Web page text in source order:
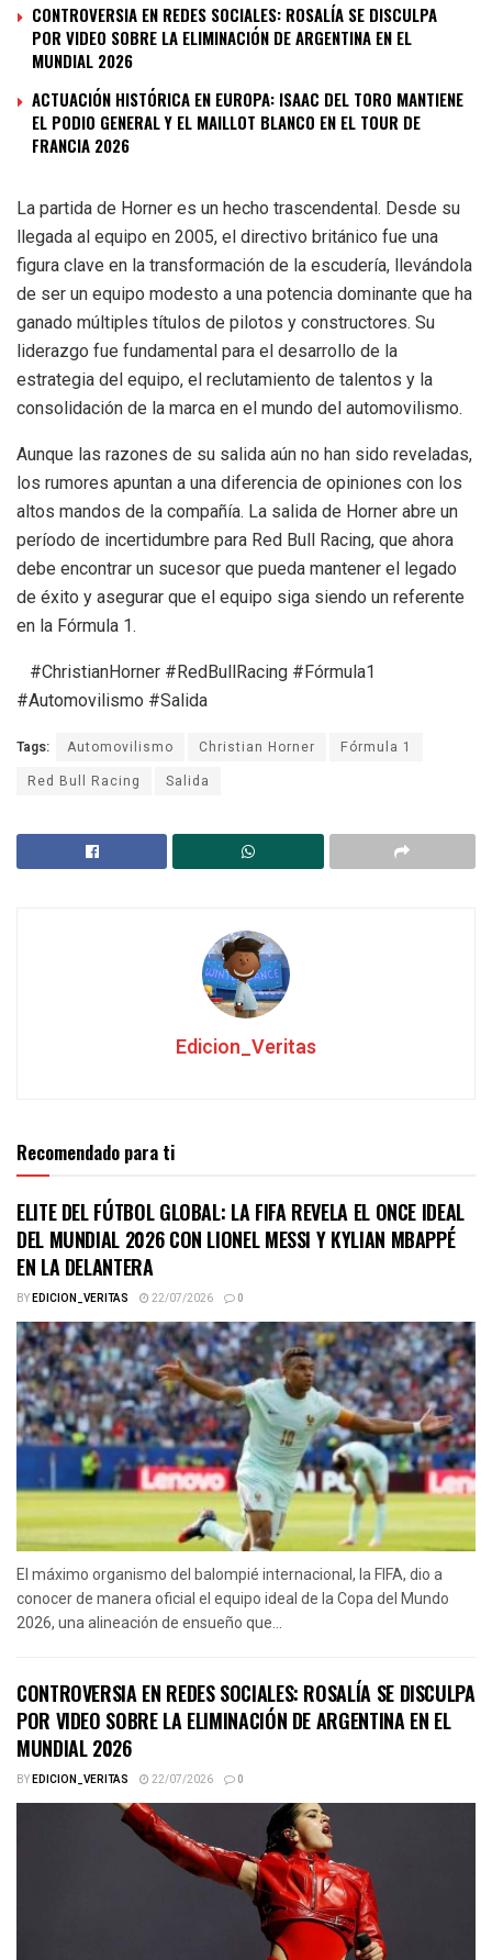
CONTROVERSIA EN REDES SOCIALES: ROSALÍA SE DISCULPA
POR VIDEO SOBRE LA ELIMINACIÓN DE ARGENTINA EN EL
MUNDIAL 2026
ACTUACIÓN HISTÓRICA EN EUROPA: ISAAC DEL TORO MANTIENE
EL PODIO GENERAL Y EL MAILLOT BLANCO EN EL TOUR DE
FRANCIA 2026
La partida de Horner es un hecho trascendental. Desde su
llegada al equipo en 2005, el directivo británico fue una
figura clave en la transformación de la escudería, llevándola
de ser un equipo modesto a una potencia dominante que ha
ganado múltiples títulos de pilotos y constructores. Su
liderazgo fue fundamental para el desarrollo de la
estrategia del equipo, el reclutamiento de talentos y la
consolidación de la marca en el mundo del automovilismo.
Aunque las razones de su salida aún no han sido reveladas,
los rumores apuntan a una diferencia de opiniones con los
altos mandos de la compañía. La salida de Horner abre un
período de incertidumbre para Red Bull Racing, que ahora
debe encontrar un sucesor que pueda mantener el legado
de éxito y asegurar que el equipo siga siendo un referente
en la Fórmula 1.
#ChristianHorner #RedBullRacing #Fórmula1
#Automovilismo #Salida
Tags: Automovilismo Christian Horner
Fórmula 1
Red Bull Racing
Salida
Edicion_Veritas
Recomendado para ti
ELITE DEL FÚTBOL GLOBAL: LA FIFA REVELA EL ONCE IDEAL
DEL MUNDIAL 2026 CON LIONEL MESSI Y KYLIAN MBAPPÉ
EN LA DELANTERA
BYEDICION_VERITAS 22/07/2026 0
El máximo organismo del balompié internacional, la FIFA, dio a
conocer de manera oficial el equipo ideal de la Copa del Mundo
2026, una alineación de ensueño que...
CONTROVERSIA EN REDES SOCIALES: ROSALÍA SE DISCULPA
POR VIDEO SOBRE LA ELIMINACIÓN DE ARGENTINA EN EL
MUNDIAL 2026
BYEDICION_VERITAS 22/07/2026 0